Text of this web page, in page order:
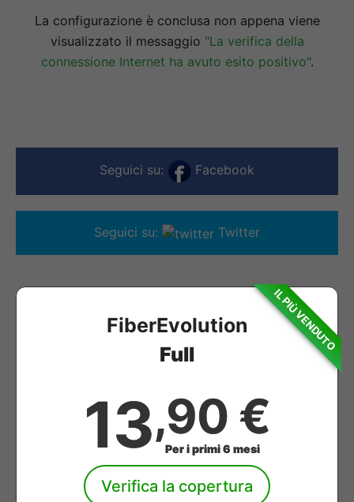
La configurazione è conclusa non appena viene
visualizzato il messaggio "La verifica della
connessione Internet ha avuto esito positivo".
Seguici su: Facebook
Seguici su: Twitter
IL PIÙ VENDUTO
FiberEvolution
Full
13,90 €
Per i primi 6 mesi
Verifica la copertura